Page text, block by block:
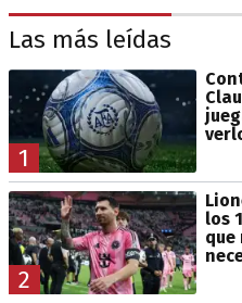
Las más leídas
1
2
los
que